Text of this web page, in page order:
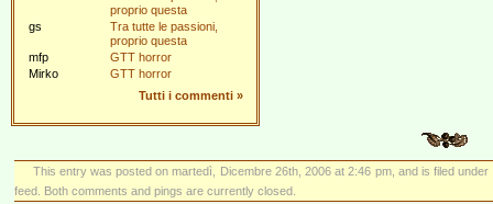
proprio questa
gs
Tra tutte le passioni,
proprio questa
mfp
GTT horror
Mirko
GTT horror
Tutti i commenti »
This entry was posted on martedì, Dicembre 26th, 2006 at 2:46 pm, and is filed under
feed. Both comments and pings are currently closed.